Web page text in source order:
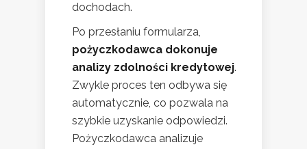
dochodach.
Po przesłaniu formularza,
pożyczkodawca dokonuje
analizy zdolności kredytowej.
Zwykle proces ten odbywa się
automatycznie, co pozwala na
szybkie uzyskanie odpowiedzi.
Pożyczkodawca analizuje